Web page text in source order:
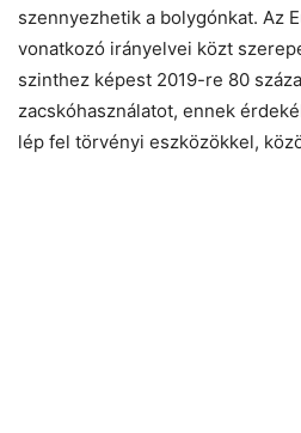
szennyezhetik a bolygónkat. Az
vonatkozó irányelvei közt
szinthez képest 2019-re 80
zacskóhasználatot, ennek
lép fel törvényi eszközökkel,